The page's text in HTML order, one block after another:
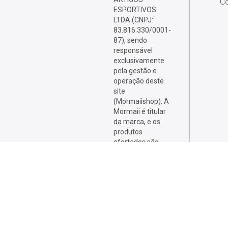
ESPORTIVOS
LTDA (CNPJ:
83.816.330/0001-
87), sendo
responsável
exclusivamente
pela gestão e
operação deste
site
(Mormaiishop). A
Mormaii é titular
da marca, e os
produtos
ofertados são